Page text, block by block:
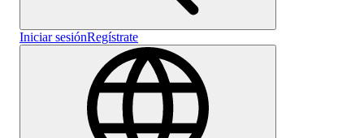
Iniciar sesiónRegístrate